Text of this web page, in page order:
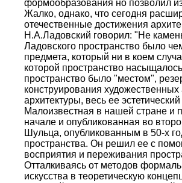
формообразования но позволил
Жалко, однако, что сегодня
отечественные достижения
Н.А.Ладовский говорил: "Не
Ладовского пространство было
предмета, который ни в коем
которой пространство
пространство было "местом",
конструирования
архитектуры, весь ее
Малоизвестная в нашей стране и
начале и опубликованная во
Шульца, опубликованным в 50-х
пространства. Он решил ее с
восприятия и переживания
Отталкиваясь от методов
искусства в теоретическую